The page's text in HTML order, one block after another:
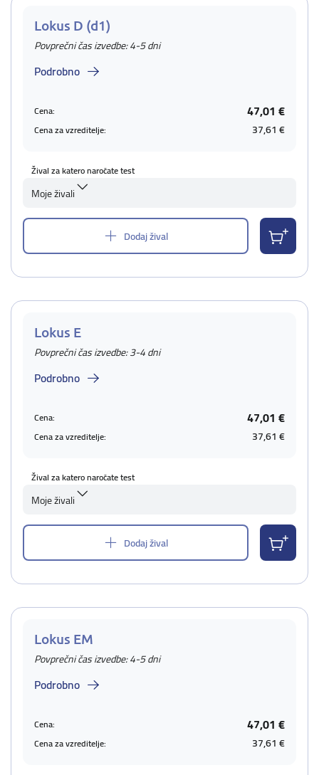
Lokus D (d1)
Povprečni čas izvedbe: 4-5 dni
Podrobno
Cena: 47,01 €
Cena za vzreditelje: 37,61 €
Žival za katero naročate test
Moje živali
Dodaj žival
Lokus E
Povprečni čas izvedbe: 3-4 dni
Podrobno
Cena: 47,01 €
Cena za vzreditelje: 37,61 €
Žival za katero naročate test
Moje živali
Dodaj žival
Lokus EM
Povprečni čas izvedbe: 4-5 dni
Podrobno
Cena: 47,01 €
Cena za vzreditelje: 37,61 €